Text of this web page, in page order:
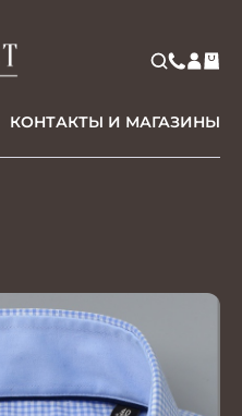
КОНТАКТЫ И МАГАЗИНЫ